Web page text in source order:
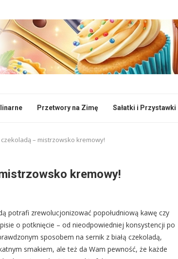
Przetwory na Zimę Sałatki i Przystawki
– mistrzowsko kremowy!
kremowy!
potrafi zrewolucjonizować popołudniową kawę czy
o potknięcie – od nieodpowiedniej konsystencji po
sposobem na sernik z białą czekoladą,
smakiem, ale też da Wam pewność, że każde